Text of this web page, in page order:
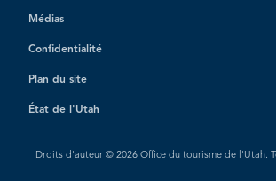
Médias
Confidentialité
Plan du site
État de l'Utah
Droits d'auteur © 2026 Office du tourisme de l'Utah.